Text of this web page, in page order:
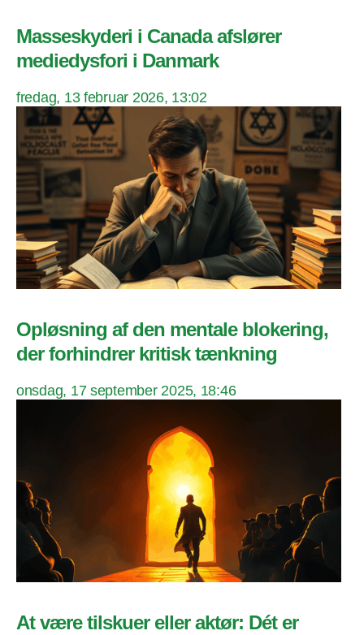
Masseskyderi i Canada afslører
mediedysfori i Danmark
fredag, 13 februar 2026, 13:02
Opløsning af den mentale blokering,
der forhindrer kritisk tænkning
onsdag, 17 september 2025, 18:46
At være tilskuer eller aktør: Dét er